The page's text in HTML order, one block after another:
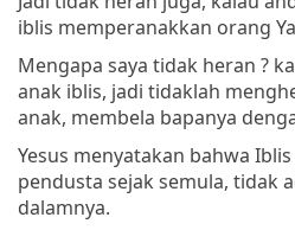
iblis memperanakkan orang
Mengapa saya tidak heran ?
anak iblis, jadi tidaklah
anak, membela bapanya
Yesus menyatakan bahwa
pendusta sejak semula, tidak
dalamnya.